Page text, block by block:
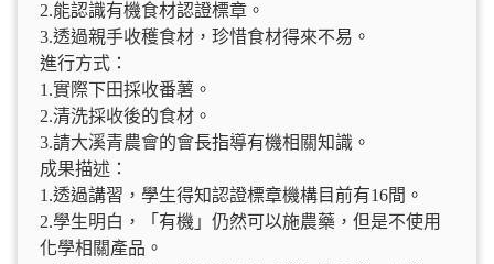
2.能認識有機食材認證標章。
3.透過親手收穫食材，珍惜食材得來不易。
進行方式：
1.實際下田採收番薯。
2.清洗採收後的食材。
3.請大溪青農會的會長指導有機相關知識。
成果描述：
1.透過講習，學生得知認證標章機構目前有16間。
2.學生明白，「有機」仍然可以施農藥，但是不使用
化學相關產品。